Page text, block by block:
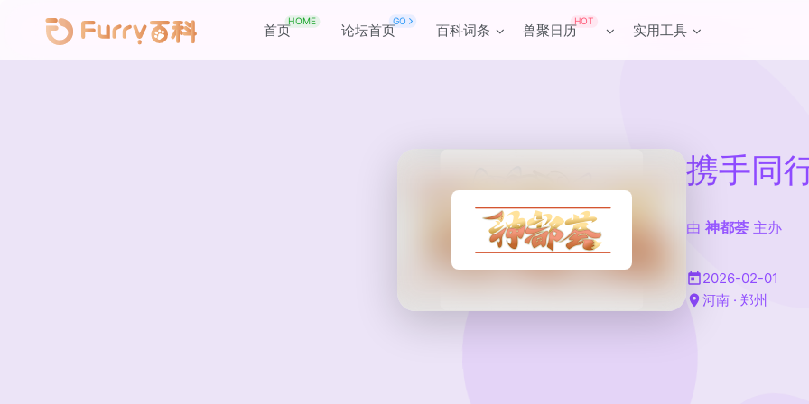
首页
HOME
论坛首页GO 百科词条 兽聚日历
HOT
实用工具
携手同
由 神都荟 主办
2026-02-01
河南 · 郑州